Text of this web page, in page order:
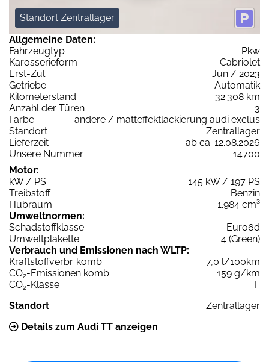
Standort Zentrallager
Allgemeine Daten:
Fahrzeugtyp
Pkw
Karosserieform
Cabriolet
Erst-Zul.
Jun / 2023
Getriebe
Automatik
Kilometerstand
32.308 km
Anzahl der Türen
3
Farbe
andere / matteffektlackierung audi exclus
Standort
Zentrallager
Lieferzeit
ab ca. 12.08.2026
Unsere Nummer
14700
Motor:
kW / PS
145 kW / 197 PS
Treibstoff
Benzin
Hubraum
1.984 cm³
Umweltnormen:
Schadstoffklasse
Euro6d
Umweltplakette
4 (Green)
Verbrauch und Emissionen nach WLTP:
Kraftstoffverbr. komb.
7,0 l/100km
CO2-Emissionen komb.
159 g/km
CO2-Klasse
F
Standort
Zentrallager
Details zum Audi TT anzeigen